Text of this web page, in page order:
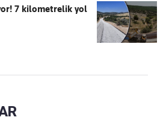
7 kilometrelik yol